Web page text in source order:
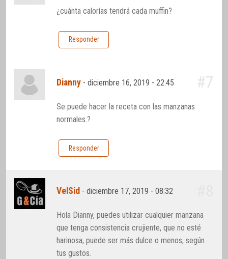
¿cuánta calorías tendrá cada muffin?
Responder
Dianny -diciembre 16, 2019 - 22:45 #7
Se puede hacer la receta con las manzanas
normales.?
Responder
VelSid -diciembre 17, 2019 - 08:32
Hola Dianny, puedes utilizar cualquier manzana
que tenga consistencia crujiente, que no esté
harinosa, puede ser más dulce o menos, según
tus gustos.